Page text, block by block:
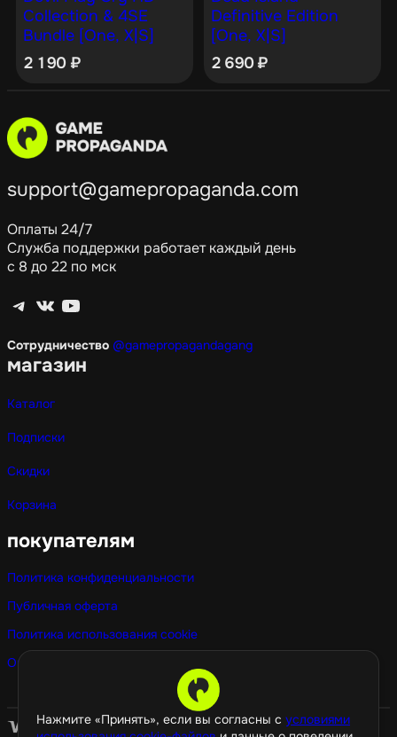
Нажмите «Принять», если вы согласны с условиями
Collection & 4SE
Bundle [One, X|S]
2 190 ₽
Definitive Edition
[One, X|S]
2 690₽
support@gamepropaganda.com
Оплаты 24/7
Служба поддержки работает каждый день
с 8 до 22 по мск
Telegram ВКонтакте YouTube
Сотрудничество @gamepropagandagang
магазин
Каталог
Подписки
Скидки
Корзина
покупателям
Политика конфиденциальности
Публичная оферта
Политика использования cookie
Оптовые покупки